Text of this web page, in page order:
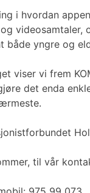
i hvordan
videosamtaler,
både yngre og
viser vi frem
det enda
til vår